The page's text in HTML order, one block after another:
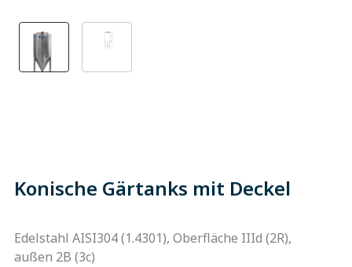
Konische Gärtanks mit Deckel
Edelstahl AISI304 (1.4301), Oberfläche IIId (2R),
außen 2B (3c)